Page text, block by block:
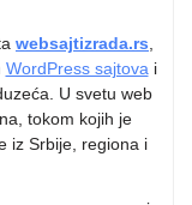
websajtizrada.rs,
WordPress sajtovai
U svetu web
tokom kojih je
iz Srbije, regiona i